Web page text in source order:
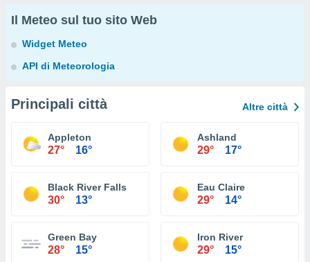
Il Meteo sul tuo sito Web
Widget Meteo
API di Meteorologia
Principali città Altre città
Appleton
27° 16°
Ashland
29° 17°
Black River Falls
30° 13°
Eau Claire
29° 14°
Green Bay
28° 15°
Iron River
29° 15°